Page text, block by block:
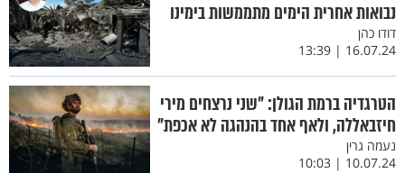
נבואות אחרית הימים מתממשות בימינו
דודו כהן
16.07.24 | 13:39
הטרגדיה ברמת הגולן: "שני נרצחים מירי
חיזבאללה, ולאף אחד בהנהגה לא אכפת"
נעמה גרין
10.07.24 | 10:03